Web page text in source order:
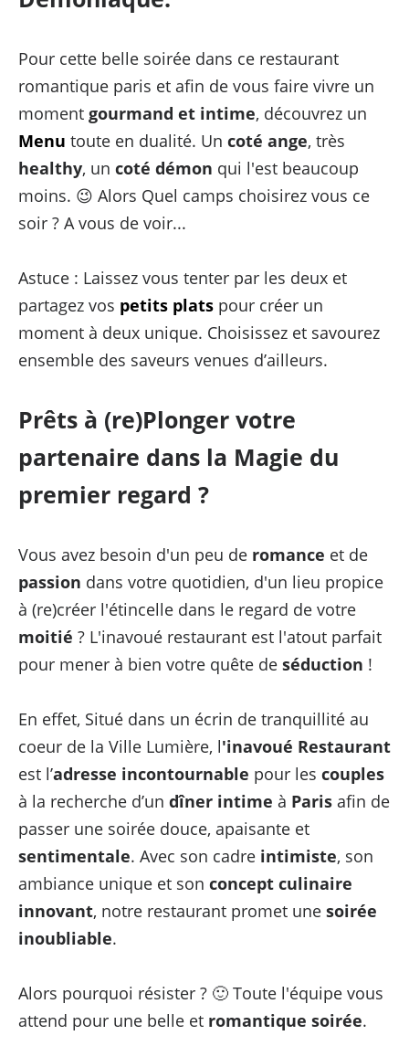
Pour cette belle soirée dans ce restaurant
romantique paris et afin de vous faire vivre un
moment gourmand et intime, découvrez un
Menu toute en dualité. Un coté ange, très
healthy, un coté démon qui l'est beaucoup
moins. 😉 Alors Quel camps choisirez vous ce
soir ? A vous de voir...
Astuce : Laissez vous tenter par les deux et
partagez vos petits plats pour créer un
moment à deux unique. Choisissez et savourez
ensemble des saveurs venues d’ailleurs.
Prêts à (re)Plonger votre
partenaire dans la Magie du
premier regard ?
Vous avez besoin d'un peu de romance et de
passion dans votre quotidien, d'un lieu propice
à (re)créer l'étincelle dans le regard de votre
moitié ? L'inavoué restaurant est l'atout parfait
pour mener à bien votre quête de séduction !
En effet, Situé dans un écrin de tranquillité au
coeur de la Ville Lumière, l'inavoué Restaurant
est l’adresse incontournable pour les couples
à la recherche d’un dîner intime à Parisafin de
passer une soirée douce, apaisante et
sentimentale. Avec son cadreintimiste, son
ambiance unique et son concept culinaire
innovant, notre restaurant promet une soirée
inoubliable.
Alors pourquoi résister ? 🙂 Toute l'équipe vous
attend pour une belle et romantique soirée.